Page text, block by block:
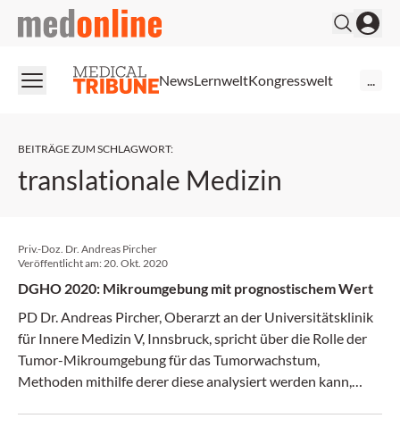
medonline
NewsLernweltKongresswelt
BEITRÄGE ZUM SCHLAGWORT:
translationale Medizin
Priv.-Doz. Dr. Andreas Pircher
Veröffentlicht am:20. Okt. 2020
DGHO 2020: Mikroumgebung mit prognostischem Wert
PD Dr. Andreas Pircher, Oberarzt an der Universitätsklinik
für Innere Medizin V, Innsbruck, spricht über die Rolle der
Tumor-Mikroumgebung für das Tumorwachstum,
Methoden mithilfe derer diese analysiert werden kann,